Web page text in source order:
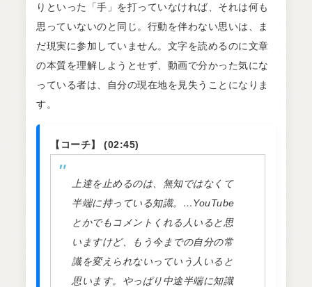
りといった「手」を打っていなければ、それは何も
思っていないのと同じ。行動を伴わない思いは、ま
だ現実に参加していません。文字を読めるのに文章
の本質を理解しようとせず、動画で分かった気にな
っている者は、自分の現在地を見失うことになりま
す。
【コーチ】 (02:45)
上達を止めるのは、無知ではなくて
半端に持っている知識。…YouTube
とかでもコメントくれる人いると思
いますけど、もう今までの自分の常
識を変えられないっていう人いると
思います。やっぱり中途半端に知識